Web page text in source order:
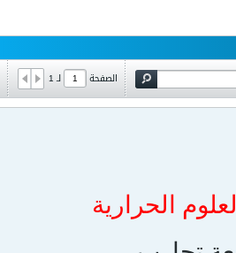
الصفحة لـ1
الحرارية